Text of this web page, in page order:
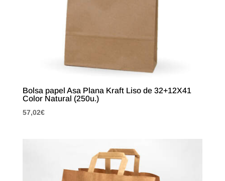
Bolsa papel Asa Plana Kraft Liso de 32+12X41
Color Natural (250u.)
57,02€